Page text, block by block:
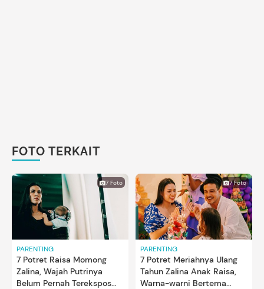
FOTO TERKAIT
7 Foto
PARENTING
7 Potret Raisa Momong
Zalina, Wajah Putrinya
Belum Pernah Terekspos
7 Foto
PARENTING
7 Potret Meriahnya Ulang
Tahun Zalina Anak Raisa,
Warna-warni Bertema